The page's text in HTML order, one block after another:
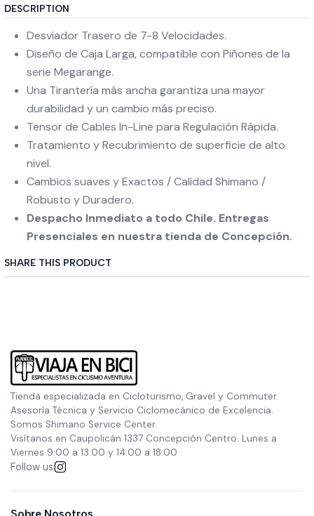
DESCRIPTION
Desviador Trasero de 7-8 Velocidades.
Diseño de Caja Larga, compatible con Piñones de la
serie Megarange.
Una Tirantería más ancha garantiza una mayor
durabilidad y un cambio más preciso.
Tensor de Cables In-Line para Regulación Rápida.
Tratamiento y Recubrimiento de superficie de alto
nivel.
Cambios suaves y Exactos / Calidad Shimano /
Robusto y Duradero.
Despacho Inmediato a todo Chile. Entregas
Presenciales en nuestra tienda de Concepción.
SHARE THIS PRODUCT
Tienda especializada en Cicloturismo, Gravel y Commuter.
Asesoría Técnica y Servicio Ciclomecánico de Excelencia.
Somos Shimano Service Center.
Visítanos en Caupolicán 1337 Concepción Centro. Lunes a
Viernes 9:00 a 13:00 y 14:00 a 18:00
Follow us